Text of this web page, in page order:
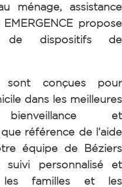
ménage, assistance
EMERGENCE propose
de dispositifs de
sont conçues pour
dans les meilleures
et
référence de l’aide
équipe de Béziers
suivi personnalisé et
familles et les